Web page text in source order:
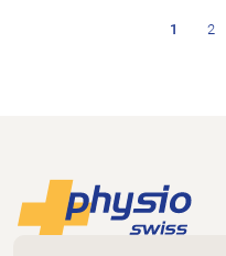
1 2
Piè di pagina